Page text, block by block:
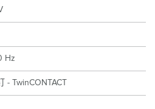
Hz
- TwinCONTACT